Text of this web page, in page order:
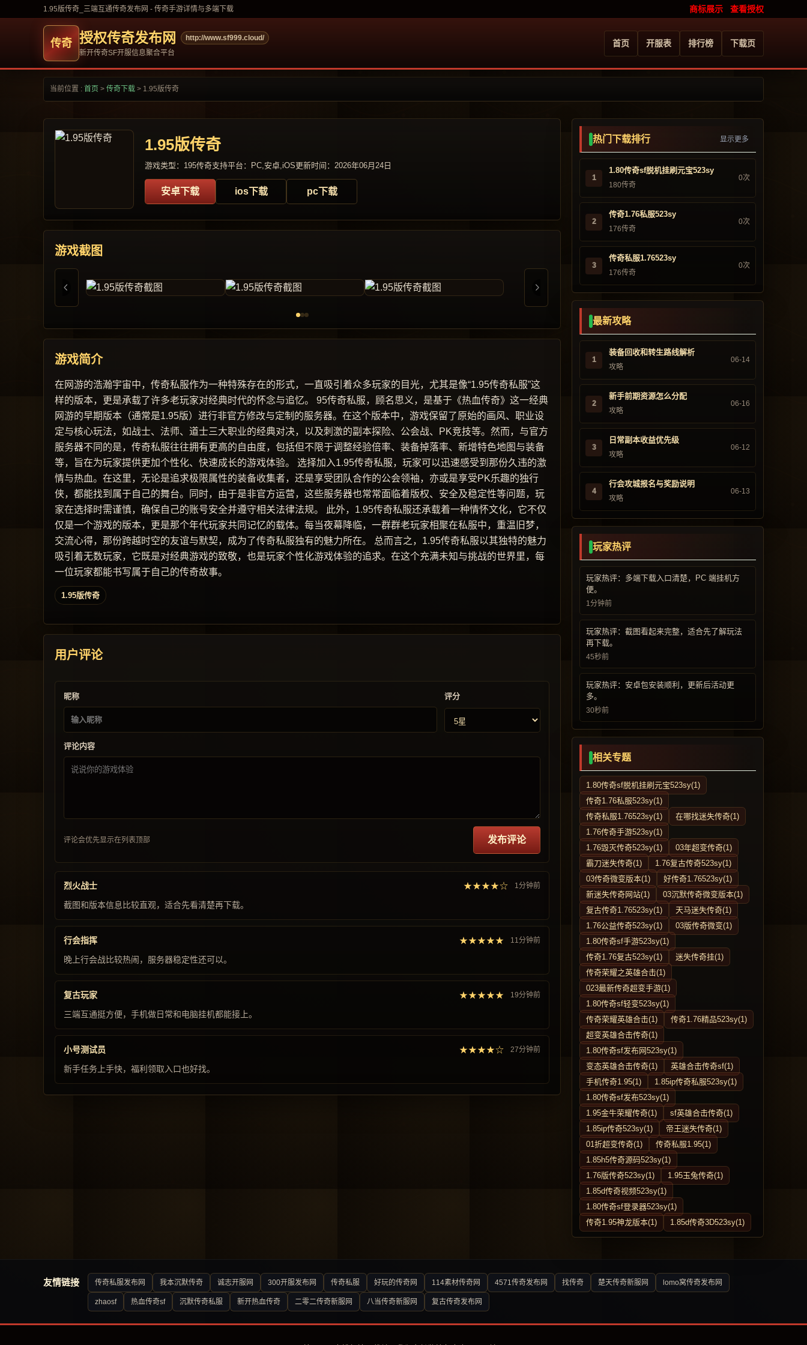
1.95版传奇_三端互通传奇发布网 - 传奇手游详情与多端下载 商标展示 查看授权
授权传奇发布网
http://www.sf999.cloud/
新开传奇SF开服信息聚合平台
首页 开服表 排行榜 下载页
当前位置 : 首页 > 传奇下载 > 1.95版传奇
1.95版传奇
游戏类型：195传奇支持平台：PC,安卓,iOS更新时间：2026年06月24日
安卓下载 ios下载 pc下载
游戏截图
游戏简介
在网游的浩瀚宇宙中，传奇私服作为一种特殊存在的形式，一直吸引着众多玩家的目光，尤其是像“1.95传奇私服”这
样的版本，更是承载了许多老玩家对经典时代的怀念与追忆。 95传奇私服，顾名思义，是基于《热血传奇》这一经典
网游的早期版本（通常是1.95版）进行非官方修改与定制的服务器。在这个版本中，游戏保留了原始的画风、职业设
定与核心玩法，如战士、法师、道士三大职业的经典对决，以及刺激的副本探险、公会战、PK竞技等。然而，与官方
服务器不同的是，传奇私服往往拥有更高的自由度，包括但不限于调整经验倍率、装备掉落率、新增特色地图与装备
等，旨在为玩家提供更加个性化、快速成长的游戏体验。 选择加入1.95传奇私服，玩家可以迅速感受到那份久违的激
情与热血。在这里，无论是追求极限属性的装备收集者，还是享受团队合作的公会领袖，亦或是享受PK乐趣的独行
侠，都能找到属于自己的舞台。同时，由于是非官方运营，这些服务器也常常面临着版权、安全及稳定性等问题，玩
家在选择时需谨慎，确保自己的账号安全并遵守相关法律法规。 此外，1.95传奇私服还承载着一种情怀文化，它不仅
仅是一个游戏的版本，更是那个年代玩家共同记忆的载体。每当夜幕降临，一群群老玩家相聚在私服中，重温旧梦，
交流心得，那份跨越时空的友谊与默契，成为了传奇私服独有的魅力所在。 总而言之，1.95传奇私服以其独特的魅力
吸引着无数玩家，它既是对经典游戏的致敬，也是玩家个性化游戏体验的追求。在这个充满未知与挑战的世界里，每
一位玩家都能书写属于自己的传奇故事。
1.95版传奇
用户评论
昵称 评分
评论内容
评论会优先显示在列表顶部 发布评论
烈火战士 ★★★★☆ 1分钟前
截图和版本信息比较直观，适合先看清楚再下载。
行会指挥 ★★★★★ 11分钟前
晚上行会战比较热闹，服务器稳定性还可以。
复古玩家 ★★★★★ 19分钟前
三端互通挺方便，手机做日常和电脑挂机都能接上。
小号测试员 ★★★★☆ 27分钟前
新手任务上手快，福利领取入口也好找。
热门下载排行 显示更多
1
1.80传奇sf脱机挂刷元宝523sy
180传奇
0次
2
传奇1.76私服523sy
176传奇
0次
3
传奇私服1.76523sy
176传奇
0次
最新攻略
1
装备回收和转生路线解析
攻略
06-14
2
新手前期资源怎么分配
攻略
06-16
3
日常副本收益优先级
攻略
06-12
4
行会攻城报名与奖励说明
攻略
06-13
玩家热评
玩家热评：多端下载入口清楚，PC 端挂机方
便。
1分钟前
玩家热评：截图看起来完整，适合先了解玩法
再下载。
45秒前
玩家热评：安卓包安装顺利，更新后活动更
多。
30秒前
相关专题
1.80传奇sf脱机挂刷元宝523sy(1)
传奇1.76私服523sy(1)
传奇私服1.76523sy(1)
在哪找迷失传奇(1)
1.76传奇手游523sy(1)
1.76毁灭传奇523sy(1)
03年超变传奇(1)
霸刀迷失传奇(1)
1.76复古传奇523sy(1)
03传奇微变版本(1)
好传奇1.76523sy(1)
新迷失传奇网站(1)
03沉默传奇微变版本(1)
复古传奇1.76523sy(1)
天马迷失传奇(1)
1.76公益传奇523sy(1)
03版传奇微变(1)
1.80传奇sf手游523sy(1)
传奇1.76复古523sy(1)
迷失传奇挂(1)
传奇荣耀之英雄合击(1)
023最新传奇超变手游(1)
1.80传奇sf轻变523sy(1)
传奇荣耀英雄合击(1)
传奇1.76精品523sy(1)
超变英雄合击传奇(1)
1.80传奇sf发布网523sy(1)
变态英雄合击传奇(1)
英雄合击传奇sf(1)
手机传奇1.95(1)
1.85ip传奇私服523sy(1)
1.80传奇sf发布523sy(1)
1.95金牛荣耀传奇(1)
sf英雄合击传奇(1)
1.85ip传奇523sy(1)
帝王迷失传奇(1)
01折超变传奇(1)
传奇私服1.95(1)
1.85h5传奇源码523sy(1)
1.76版传奇523sy(1)
1.95玉兔传奇(1)
1.85d传奇视频523sy(1)
1.80传奇sf登录器523sy(1)
传奇1.95神龙版本(1)
1.85d传奇3D523sy(1)
友情链接 传奇私服发布网 我本沉默传奇 诚志开服网 300开服发布网 传奇私服 好玩的传奇网 114素材传奇网 4571传奇发布网 找传奇 楚天传奇新服网 lomo窝传奇发布网
zhaosf 热血传奇sf 沉默传奇私服 新开热血传奇 二零二传奇新服网 八当传奇新服网 复古传奇发布网